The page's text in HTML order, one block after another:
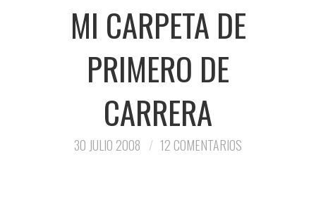
MIS VIAJES
MI CARPETA DE
PRIMERO DE
CARRERA
30 JULIO 2008 12 COMENTARIOS